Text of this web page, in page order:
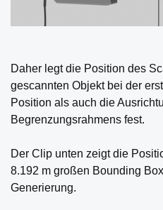
Daher legt die Position des
gescannten Objekt bei der
Position als auch die
Begrenzungsrahmens fest.
Der Clip unten zeigt die
8.192 m großen Bounding
Generierung.